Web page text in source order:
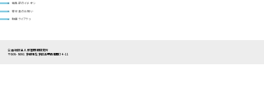
編集部のイチオシ
寄付金のお願い
動画ライブラリ
公益社団法人 部落問題研究所
〒606-8691 京都市左京区高野西開町34-11